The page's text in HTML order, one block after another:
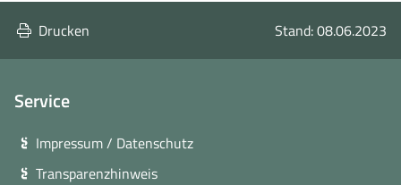
Drucken Stand: 08.06.2023
Service
Impressum / Datenschutz
Transparenzhinweis